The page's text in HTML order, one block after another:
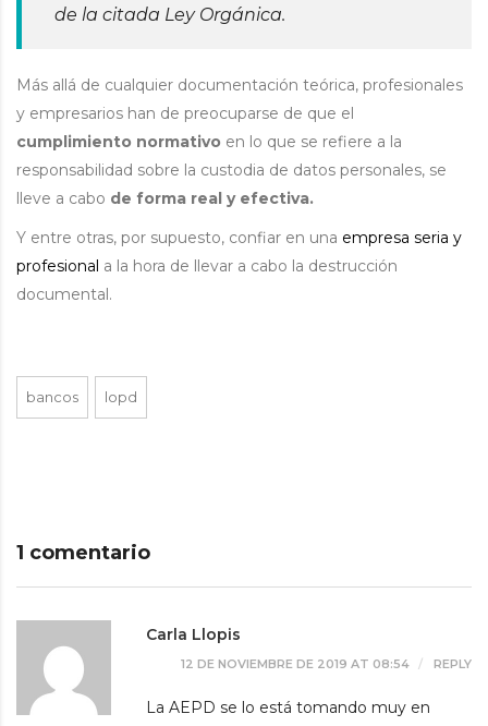
de la citada Ley Orgánica.
Más allá de cualquier documentación teórica, profesionales
y empresarios han de preocuparse de que el
cumplimiento normativo en lo que se refiere a la
responsabilidad sobre la custodia de datos personales, se
lleve a cabo de forma real y efectiva.
Y entre otras, por supuesto, confiar en una empresa seria y
profesional a la hora de llevar a cabo la destrucción
documental.
bancos lopd
1 comentario
Carla Llopis
12 DE NOVIEMBRE DE 2019 AT 08:54 REPLY
La AEPD se lo está tomando muy en